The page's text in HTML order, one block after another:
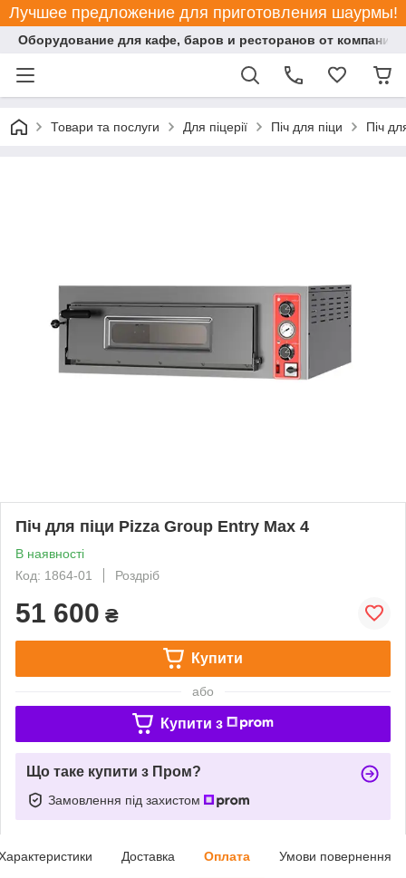
Лучшее предложение для приготовления шаурмы!
Оборудование для кафе, баров и ресторанов от компании
Товари та послуги Для піцерії Піч для піци Піч
Піч для піци Pizza Group Entry Max 4
В наявності
Код: 1864-01
Роздріб
51 600 ₴
Купити
або
Купити з
Що таке купити з Пром?
Замовлення під захистом
Доставка Оплата Умови повернення